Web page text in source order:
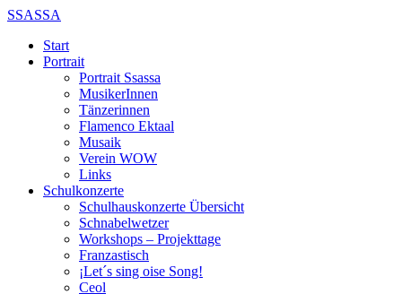
SSASSA
Start
Portrait
Portrait Ssassa
MusikerInnen
Tänzerinnen
Flamenco Ektaal
Musaik
Verein WOW
Links
Schulkonzerte
Schulhauskonzerte Übersicht
Schnabelwetzer
Workshops – Projekttage
Franzastisch
¡Let´s sing oise Song!
Ceol